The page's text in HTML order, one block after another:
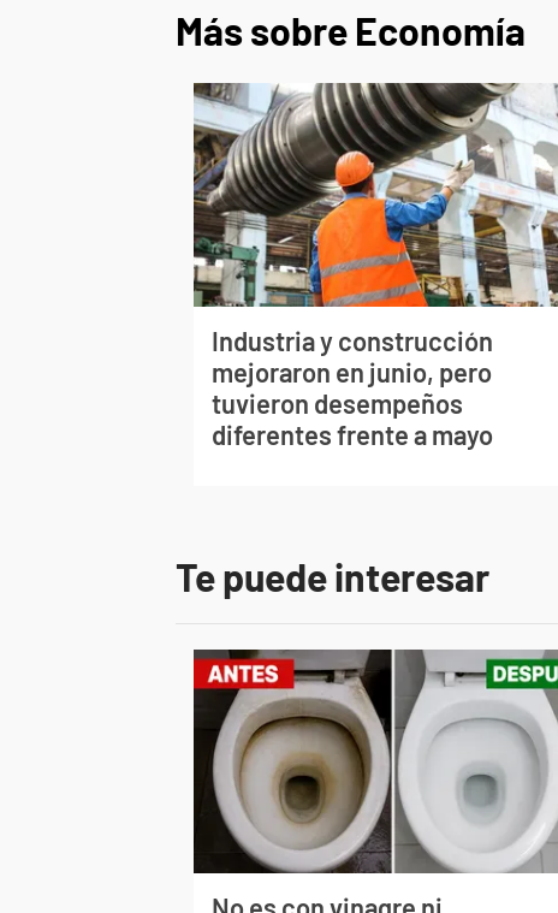
Más sobre Economía
Industria y construcción
mejoraron en junio, pero
tuvieron desempeños
diferentes frente a mayo
Te puede interesar